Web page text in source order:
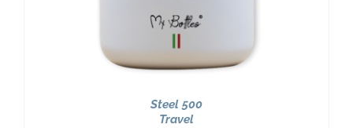
Steel 500
Travel